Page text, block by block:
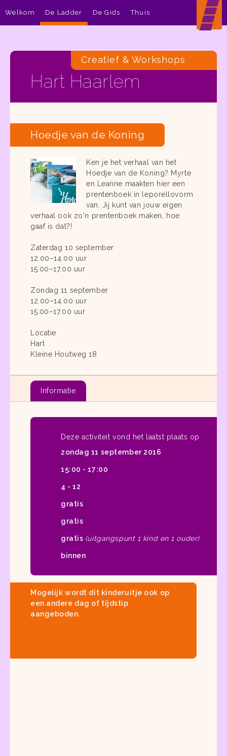
Hart Haarlem
Creatief & Workshops
Hoedje van de Koning
Ken je het verhaal van het
Hoedje van de Koning? Myrte
en Leanne maakten hier een
prentenboek in leporellovorm
van. Jij kunt van jouw eigen
verhaal ook zo'n prentenboek maken, hoe
gaaf is dat?!
Zaterdag 10 september
12.00–14.00 uur
15.00–17.00 uur
Zondag 11 september
12.00–14.00 uur
15.00–17.00 uur
Locatie
Hart
Kleine Houtweg 18
Informatie
Deze activiteit vond het laatst plaats op
zondag 11 september 2016
15:00 - 17:00
4 - 12
gratis
gratis
gratis (uitgangspunt 1 kind en 1 ouder)
binnen
Mogelijk wordt dit kinderuitje ook op
een andere dag of tijdstip
aangeboden.
Welkom De Ladder De Gids Thuis